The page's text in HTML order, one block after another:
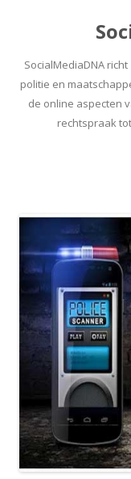
SocialMediaDNA
politie en
de online aspecten
rechtspraak